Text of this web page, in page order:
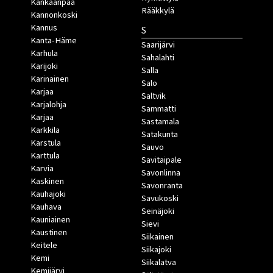
Kannonkoski
Kannus
Kanta-Häme
Karhula
Karijoki
Karinainen
Karjaa
Karjalohja
Karjaa
Karkkila
Karstula
Karttula
Karvia
Kaskinen
Kauhajoki
Kauhava
Kauniainen
Kaustinen
Keitele
Kemi
Rääkkylä
S
Saarijärvi
Sahalahti
Salla
Salo
Saltvik
Sammatti
Sastamala
Satakunta
Sauvo
Savitaipale
Savonlinna
Savonranta
Savukoski
Seinäjoki
Sievi
Siikainen
Siikajoki
Siikalatva